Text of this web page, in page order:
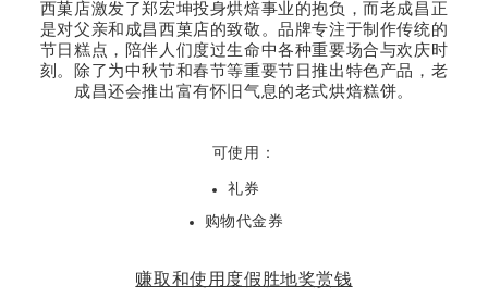
西菓店激发了郑宏坤投身烘焙事业的抱负，而老成昌正
是对父亲和成昌西菓店的致敬。品牌专注于制作传统的
节日糕点，陪伴人们度过生命中各种重要场合与欢庆时
刻。除了为中秋节和春节等重要节日推出特色产品，老
成昌还会推出富有怀旧气息的老式烘焙糕饼。
可使用：
礼券
购物代金券
赚取和使用度假胜地奖赏钱